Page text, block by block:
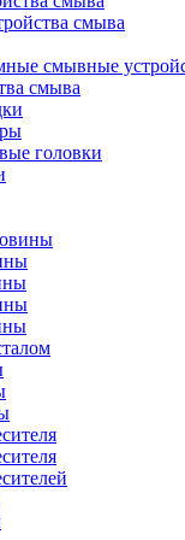
смыва
смывные
смыва
головки